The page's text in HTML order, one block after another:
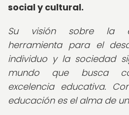
social y cultural.
Su visión sobre la
herramienta para el
individuo y la sociedad
mundo que busca
excelencia educativa.
educación es el alma de